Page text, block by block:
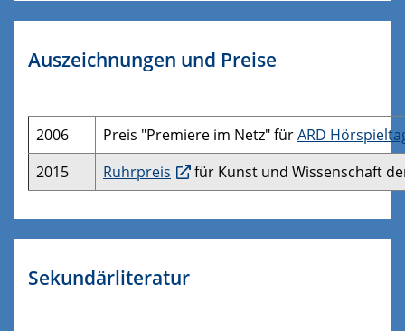
Auszeichnungen und Preise
2006 Preis "Premiere im Netz" fürARD
2015
Ruhrpreis für Kunst und Wissenschaft
Sekundärliteratur